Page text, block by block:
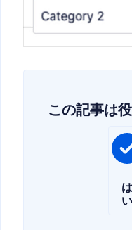
この記事は
は
い